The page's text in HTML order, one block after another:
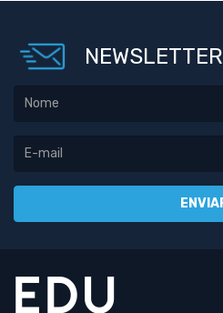
NEWSLETTER